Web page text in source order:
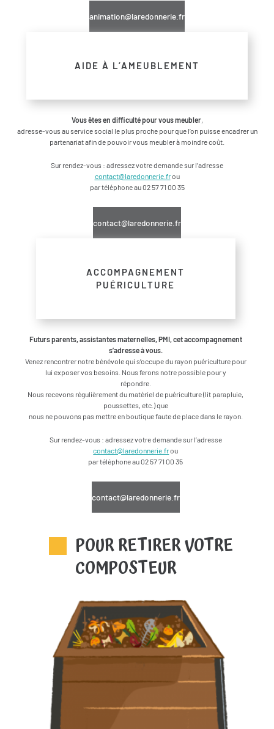
animation@laredonnerie.fr
AIDE À L’AMEUBLEMENT
Vous êtes en difficulté pour vous meubler,
adresse-vous au service social le plus proche pour que l’on puisse encadrer un
partenariat afin de pouvoir vous meubler à moindre coût.
Sur rendez-vous : adressez votre demande sur l’adresse
contact@laredonnerie.frou
par téléphone au 02 57 71 00 35
contact@laredonnerie.fr
ACCOMPAGNEMENT
PUÉRICULTURE
Futurs parents, assistantes maternelles, PMI, cet accompagnement
s’adresse à vous.
Venez rencontrer notre bénévole qui s’occupe du rayon puériculture pour
lui exposer vos besoins. Nous ferons notre possible pour y
répondre.
Nous recevons régulièrement du matériel de puériculture (lit parapluie,
poussettes, etc.) que
nous ne pouvons pas mettre en boutique faute de place dans le rayon.
Sur rendez-vous : adressez votre demande sur l’adresse
contact@laredonnerie.frou
par téléphone au 02 57 71 00 35
contact@laredonnerie.fr
POUR RETIRER VOTRE
COMPOSTEUR